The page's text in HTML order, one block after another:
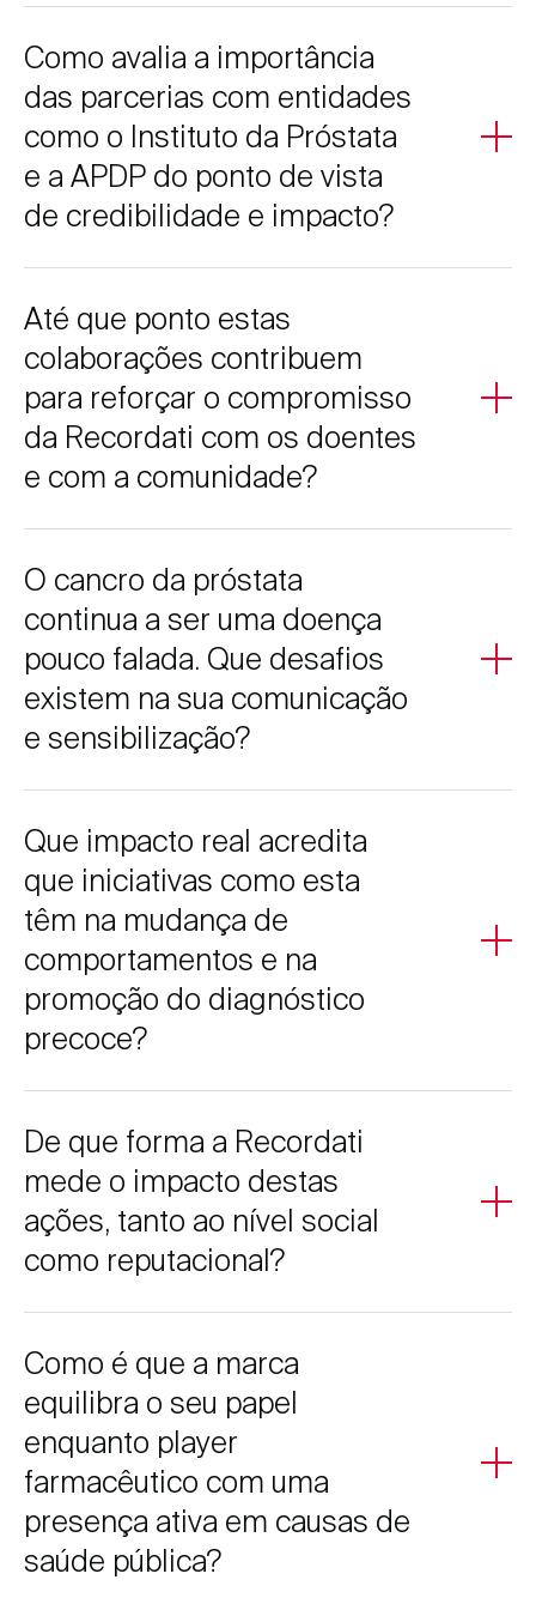
com a população, humanizam a marca e criam
experiências memoráveis. São fundamentais para
construir confiança, gerar empatia e tornar a marca mais
acessível e relevante no dia a dia das pessoas.
Como avalia a importância
das parcerias com entidades
como o Instituto da Próstata
e a APDP do ponto de vista
de credibilidade e impacto?
científico, credibilidade e legitimidade. Trabalhar com
entidades de referência amplia o alcance da mensagem
e garante que a sensibilização é feita com base em
evidência e conhecimento especializado.
Até que ponto estas
colaborações contribuem
para reforçar o compromisso
da Recordati com os doentes
e com a comunidade?
ativo e consistente com as necessidades reais dos
doentes. Estas colaborações reforçam a confiança e
evidenciam um compromisso que vai além do tratamento,
abrangendo prevenção e qualidade de vida.
O cancro da próstata
continua a ser uma doença
pouco falada. Que desafios
existem na sua comunicação
e sensibilização?
desconhecimento, que dificultam a abordagem do tema.
É necessário comunicar de forma clara, acessível e
empática, ajudando a normalizar a conversa e a promover
a importância do rastreio precoce.
Que impacto real acredita
que iniciativas como esta
têm na mudança de
comportamentos e na
promoção do diagnóstico
precoce?
consciencialização e incentivar a realização de exames
de rotina. Ao mobilizar a comunidade, ajudam a
transformar informação em ação, promovendo uma
atitude mais proativa em relação à saúde.
De que forma a Recordati
mede o impacto destas
ações, tanto ao nível social
como reputacional?
alcance mediático, ‘engagement’ nas plataformas
digitais, participação no evento e feedback dos
‘stakeholders’. São também considerados estudos de
perceção de marca e métricas relacionadas com
‘awareness’ e mudança de comportamento.
Como é que a marca
equilibra o seu papel
enquanto player
farmacêutico com uma
presença ativa em causas de
saúde pública?